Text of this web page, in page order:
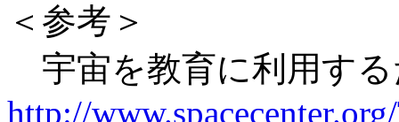
＜参考＞
宇宙を教育に利用す
http://